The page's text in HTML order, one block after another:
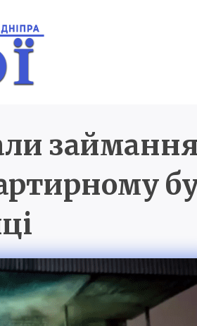
Дніпра